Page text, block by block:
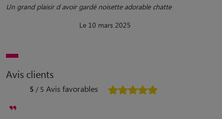
Un grand plaisir d avoir gardé noisette adorable chatte
Le 10 mars 2025
Avis clients
5 / 5 Avis favorables